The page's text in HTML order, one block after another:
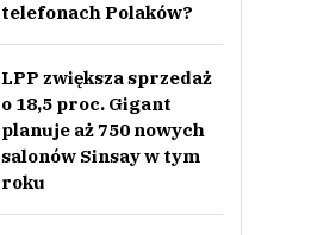
telefonach Polaków?
LPP zwiększa sprzedaż
o 18,5 proc. Gigant
planuje aż 750 nowych
salonów Sinsay w tym
roku